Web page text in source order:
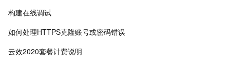
构建在线调试
如何处理HTTPS克隆账号或密码错误
云效2020套餐计费说明